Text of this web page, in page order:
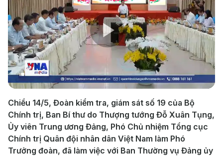
Play
Video
Chiều 14/5, Đoàn kiểm tra, giám sát số 19 của Bộ
Chính trị, Ban Bí thư do Thượng tướng Đỗ Xuân Tụng,
Ủy viên Trung ương Đảng, Phó Chủ nhiệm Tổng cục
Chính trị Quân đội nhân dân Việt Nam làm Phó
Trưởng đoàn, đã làm việc với Ban Thường vụ Đảng ủy